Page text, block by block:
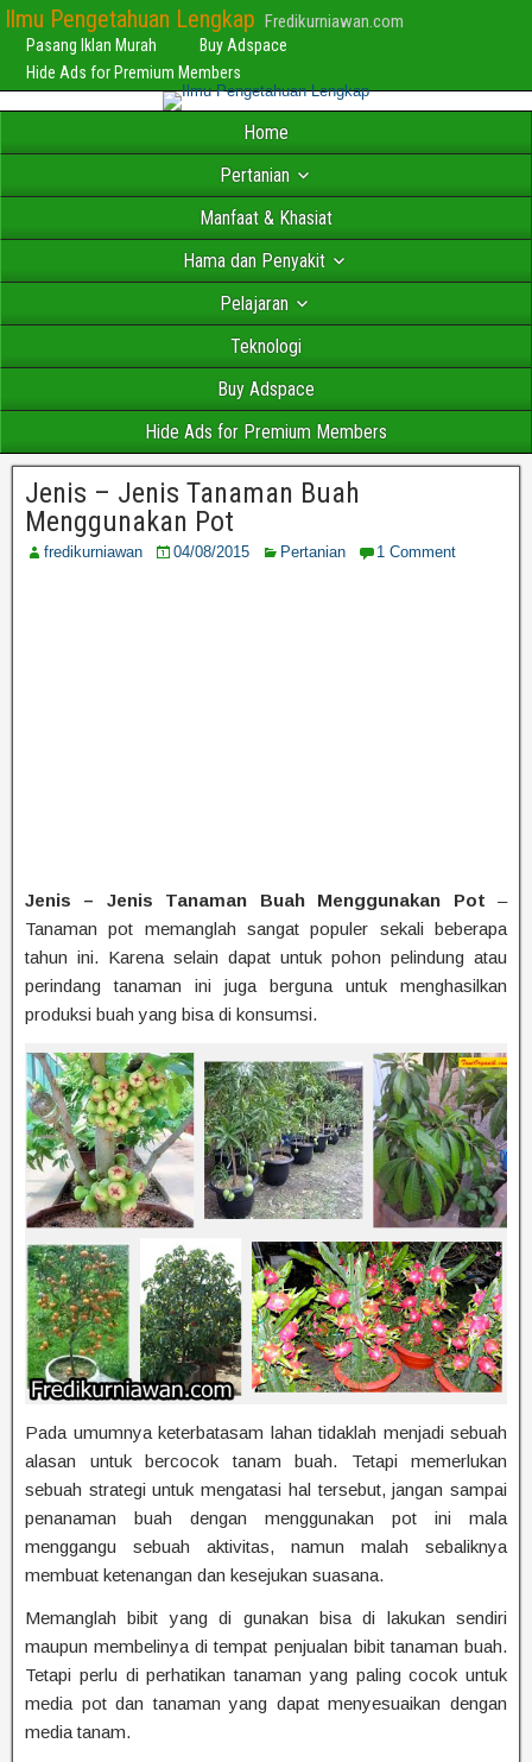
Ilmu Pengetahuan Lengkap Fredikurniawan.com
Pasang Iklan Murah
Buy Adspace
Hide Ads for Premium Members
Home
Pertanian
Manfaat & Khasiat
Hama dan Penyakit
Pelajaran
Teknologi
Buy Adspace
Hide Ads for Premium Members
Jenis – Jenis Tanaman Buah
Menggunakan Pot
fredikurniawan 04/08/2015 Pertanian 1 Comment
Jenis – Jenis Tanaman Buah Menggunakan Pot –
Tanaman pot memanglah sangat populer sekali beberapa
tahun ini. Karena selain dapat untuk pohon pelindung atau
perindang tanaman ini juga berguna untuk menghasilkan
produksi buah yang bisa di konsumsi.
Pada umumnya keterbatasam lahan tidaklah menjadi sebuah
alasan untuk bercocok tanam buah. Tetapi memerlukan
sebuah strategi untuk mengatasi hal tersebut, jangan sampai
penanaman buah dengan menggunakan pot ini mala
menggangu sebuah aktivitas, namun malah sebaliknya
membuat ketenangan dan kesejukan suasana.
Memanglah bibit yang di gunakan bisa di lakukan sendiri
maupun membelinya di tempat penjualan bibit tanaman buah.
Tetapi perlu di perhatikan tanaman yang paling cocok untuk
media pot dan tanaman yang dapat menyesuaikan dengan
media tanam.